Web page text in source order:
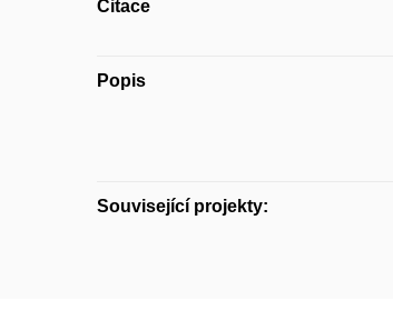
Citace
Popis
Související projekty: